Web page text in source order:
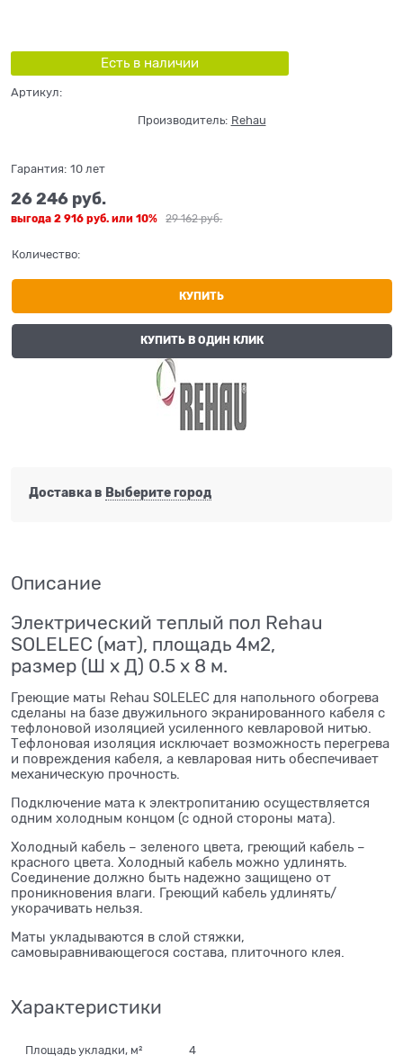
Есть в наличии
Артикул:
Производитель: Rehau
Гарантия: 10 лет
29 162 руб.
26 246 руб.
выгода 2 916 руб. или 10%
Количество:
КУПИТЬ
КУПИТЬ В ОДИН КЛИК
Доставка в Выберите город
Описание
Электрический теплый пол Rehau
SOLELEC (мат), площадь 4м2,
размер (Ш х Д) 0.5 х 8 м.
Греющие маты Rehau SOLELEC для напольного обогрева
сделаны на базе двужильного экранированного кабеля с
тефлоновой изоляцией усиленного кевларовой нитью.
Тефлоновая изоляция исключает возможность перегрева
и повреждения кабеля, а кевларовая нить обеспечивает
механическую прочность.
Подключение мата к электропитанию осуществляется
одним холодным концом (с одной стороны мата).
Холодный кабель – зеленого цвета, греющий кабель –
красного цвета. Холодный кабель можно удлинять.
Соединение должно быть надежно защищено от
проникновения влаги. Греющий кабель удлинять/
укорачивать нельзя.
Маты укладываются в слой стяжки,
самовыравнивающегося состава, плиточного клея.
Характеристики
Площадь укладки, м² 4